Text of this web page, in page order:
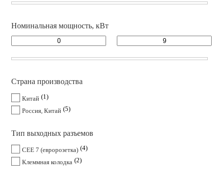
Номинальная мощность, кВт
Страна производства
Китай 1
Россия, Китай 5
Тип выходных разъемов
CEE 7 (евророзетка) 4
Клеммная колодка 2